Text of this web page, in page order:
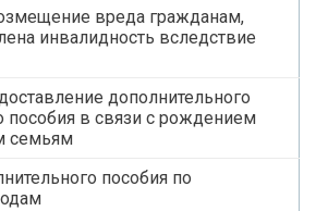
вреда гражданам,
инвалидность вследствие
дополнительного
пособия в связи с рождением
семьям
пособия по